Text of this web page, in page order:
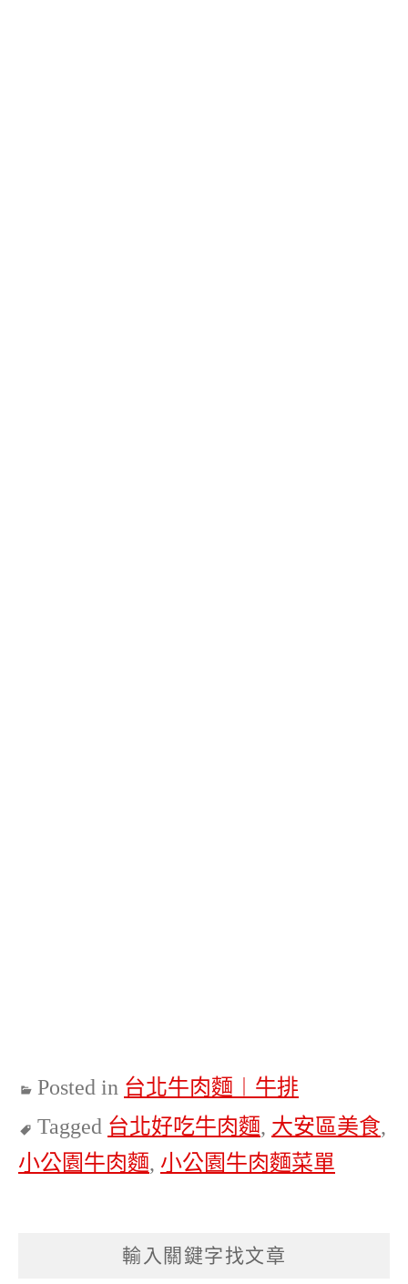
Posted in 台北牛肉麵︱牛排
Tagged 台北好吃牛肉麵, 大安區美食,
小公園牛肉麵, 小公園牛肉麵菜單
輸入關鍵字找文章